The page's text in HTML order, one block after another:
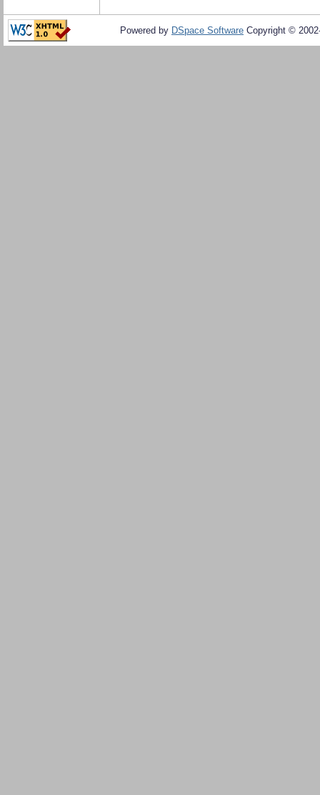
Powered by DSpace Software Copyright ©